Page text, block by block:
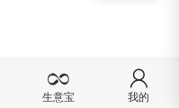
生意宝 我的